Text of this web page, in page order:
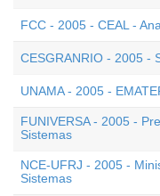
FCC - 2005 - CEAL -
CESGRANRIO - 2005 -
UNAMA - 2005 -
FUNIVERSA - 2005 -
Sistemas
NCE-UFRJ - 2005 -
Sistemas